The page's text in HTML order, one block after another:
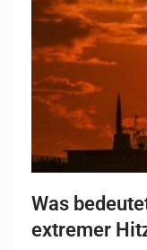
Was
extremer